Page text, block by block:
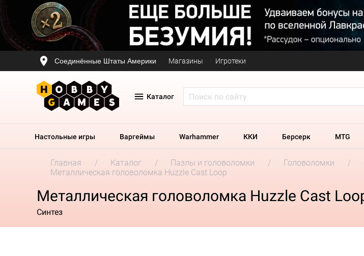
Соединённые Штаты Америки Магазины Игротеки
Каталог
Настольные игры Варгеймы Warhammer ККИ Берсерк MTG
Главная Каталог Пазлы и головоломки Головоломки
Металлическая головоломка Huzzle Cast Loop
Металлическая головоломка Huzzle Cast
Синтез